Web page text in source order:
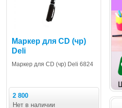
Маркер для CD (чр)
Deli
Маркер для CD (чр) Deli 6824
2 800
Нет в наличии